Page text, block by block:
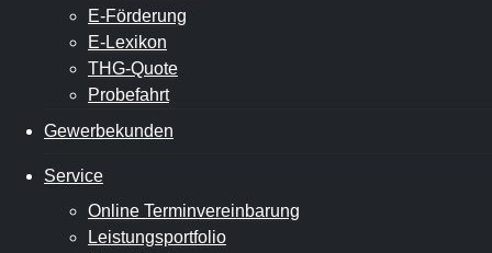
E-Förderung
E-Lexikon
THG-Quote
Probefahrt
Gewerbekunden
Service
Online Terminvereinbarung
Leistungsportfolio